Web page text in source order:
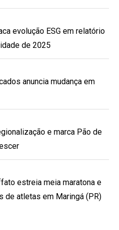
evolução ESG em relatório
de 2025
anuncia mudança em
e marca Pão de
estreia meia maratona e
de atletas em Maringá (PR)